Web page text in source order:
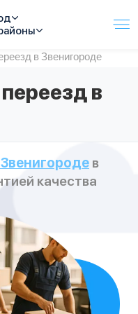
в Звенигороде
в
в
качества